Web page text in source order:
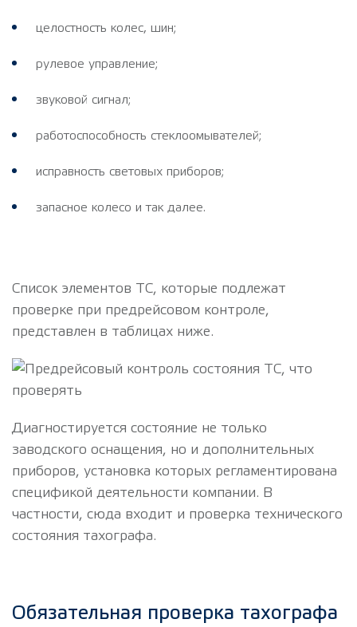
целостность колес, шин;
рулевое управление;
звуковой сигнал;
работоспособность стеклоомывателей;
исправность световых приборов;
запасное колесо и так далее.
Список элементов ТС, которые подлежат
проверке при предрейсовом контроле,
представлен в таблицах ниже.
Диагностируется состояние не только
заводского оснащения, но и дополнительных
приборов, установка которых регламентирована
спецификой деятельности компании. В
частности, сюда входит и проверка технического
состояния тахографа.
Обязательная проверка тахографа